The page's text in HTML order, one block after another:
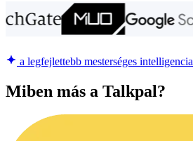
a legfejlettebb mesterséges intelligencia
Miben más a Talkpal?